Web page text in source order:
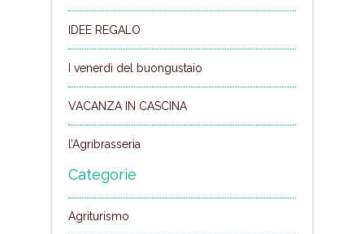
IDEE REGALO
I venerdì del buongustaio
VACANZA IN CASCINA
l’Agribrasseria
Categorie
Agriturismo